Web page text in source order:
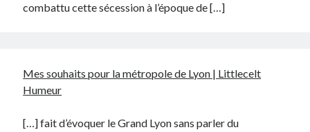
combattu cette sécession à l’époque de […]
Mes souhaits pour la métropole de Lyon | Littlecelt
Humeur
[…] fait d’évoquer le Grand Lyon sans parler du